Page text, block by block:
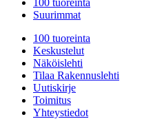
100 tuoreinta
Suurimmat
100 tuoreinta
Keskustelut
Näköislehti
Tilaa Rakennuslehti
Uutiskirje
Toimitus
Yhteystiedot